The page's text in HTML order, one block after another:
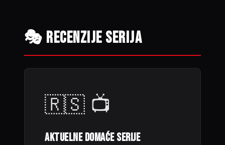
🎭 RECENZIJE SERIJA
🇷🇸 📺
AKTUELNE DOMAĆE SERIJE